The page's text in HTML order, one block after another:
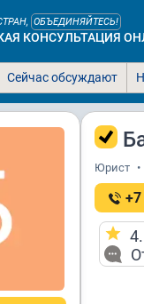
ОБЪЕДИНЯЙТЕСЬ!
КОНСУЛЬТАЦИЯ
Сейчас обсуждают
Юрист •